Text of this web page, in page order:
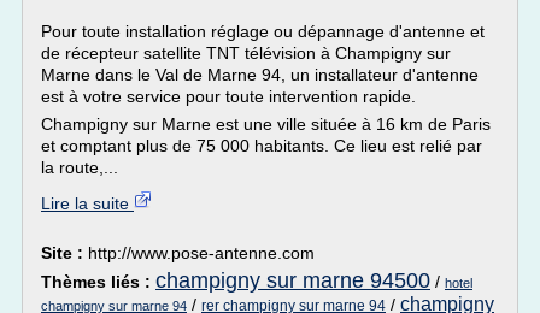
Pour toute installation réglage ou dépannage d'antenne et
de récepteur satellite TNT télévision à Champigny sur
Marne dans le Val de Marne 94, un installateur d'antenne
est à votre service pour toute intervention rapide.
Champigny sur Marne est une ville située à 16 km de Paris
et comptant plus de 75 000 habitants. Ce lieu est relié par
la route,...
Lire la suite
Site : http://www.pose-antenne.com
Thèmes liés : champigny sur marne 94500 / hotel
champigny sur marne 94 / rer champigny sur marne 94 / champigny